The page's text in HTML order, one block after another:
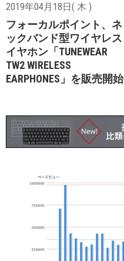
2019年04月18日( 木 )
フォーカルポイント、ネ
ックバンド型ワイヤレス
イヤホン「TUNEWEAR
TW2 WIRELESS
EARPHONES」を販売開始